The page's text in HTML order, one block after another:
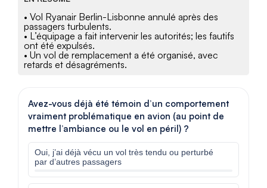
• Vol Ryanair Berlin-Lisbonne annulé après des
passagers turbulents.
• L’équipage a fait intervenir les autorités; les fautifs
ont été expulsés.
• Un vol de remplacement a été organisé, avec
retards et désagréments.
Avez-vous déjà été témoin d’un comportement
vraiment problématique en avion (au point de
mettre l’ambiance ou le vol en péril) ?
Oui, j’ai déjà vécu un vol très tendu ou perturbé
par d’autres passagers